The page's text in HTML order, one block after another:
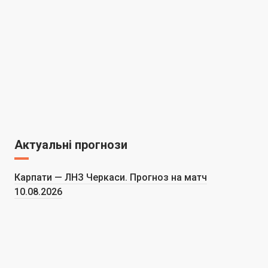
Актуальні прогнози
Карпати — ЛНЗ Черкаси. Прогноз на матч
10.08.2026